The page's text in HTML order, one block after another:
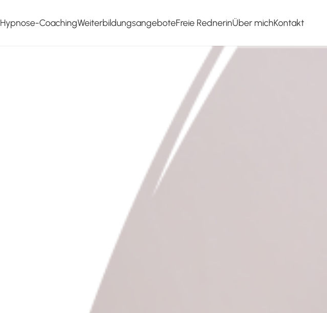
Hypnose-CoachingWeiterbildungsangeboteFreie RednerinÜber michKontakt